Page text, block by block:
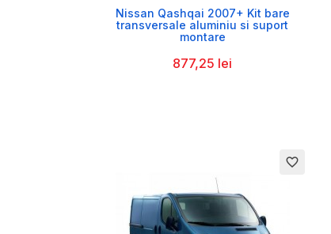

Nissan Qashqai 2007+ Kit bare
transversale aluminiu si suport
montare
877,25 lei
favorite_border